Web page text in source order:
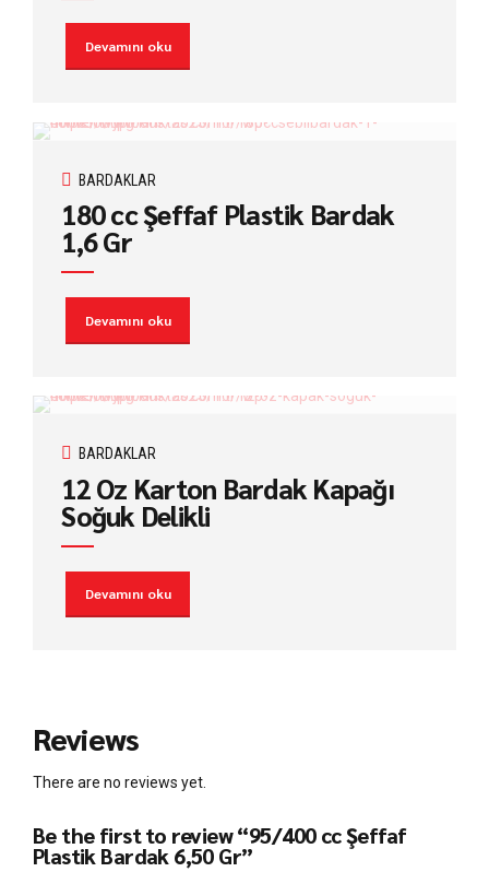
Devamını oku
BARDAKLAR
180 cc Şeffaf Plastik Bardak
1,6 Gr
Devamını oku
BARDAKLAR
12 Oz Karton Bardak Kapağı
Soğuk Delikli
Devamını oku
Reviews
There are no reviews yet.
Be the first to review “95/400 cc Şeffaf
Plastik Bardak 6,50 Gr”